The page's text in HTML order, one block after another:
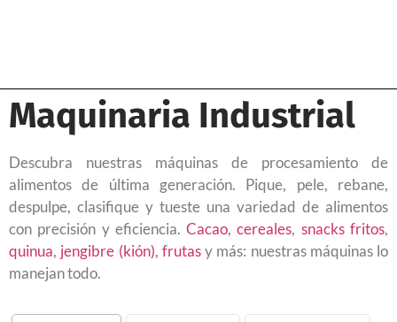
Maquinaria Industrial
Descubra nuestras máquinas de procesamiento de
alimentos de última generación. Pique, pele, rebane,
despulpe, clasifique y tueste una variedad de alimentos
con precisión y eficiencia.Cacao,cereales, snacks fritos,
quinua, jengibre (kión), frutasy más: nuestras máquinas lo
manejan todo.